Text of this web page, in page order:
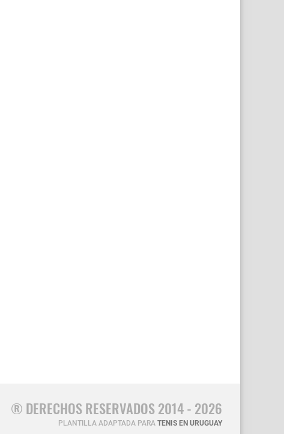
® DERECHOS RESERVADOS 2014 - 2026
PLANTILLA ADAPTADA PARA TENIS EN URUGUAY